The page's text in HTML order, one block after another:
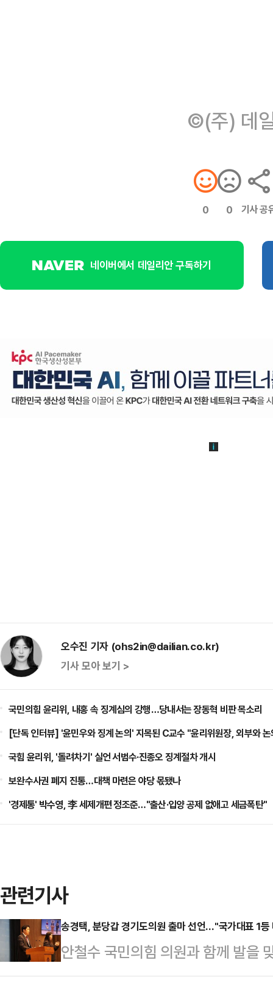
©(주) 데
0 0 기사 공
네이버에서 데일리안 구독하기
오수진 기자 (ohs2in@dailian.co.kr)
기사 모아 보기 >
국민의힘 윤리위, 내홍 속 징계심의 강행…당내서는 장동혁 비판 목소리
[단독 인터뷰] '윤민우와 징계 논의' 지목된 C교수 "윤리위원장, 외부와
국힘 윤리위, '돌려차기' 실언 서범수·진종오 징계절차 개시
보완수사권 폐지 진통…대책 마련은 야당 몫됐나
'경제통' 박수영, 李 세제개편 정조준…"출산·입양 공제 없애고 세금폭탄"
관련기사
송경택, 분당갑 경기도의원 출마 선언…"국가대표 1등
안철수 국민의힘 의원과 함께 발을
기도의원 선거 출마를 공식화했다.